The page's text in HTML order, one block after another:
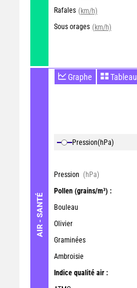
Rafales (km/h)
Sous orages (km/h)
AIR - SANTÉ
Graphe Tableau
Pression(hPa)
Pression (hPa)
Pollen (grains/m³) :
Bouleau
Olivier
Graminées
Ambroisie
Indice qualité air :